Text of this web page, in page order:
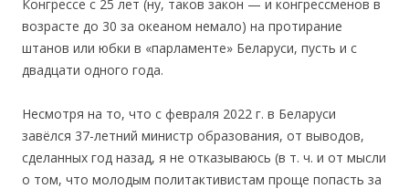
Конгрессе с 25 лет (ну, таков закон — и конгрессменов в
возрасте до 30 за океаном немало) на протирание
штанов или юбки в «парламенте» Беларуси, пусть и с
двадцати одного года.
Несмотря на то, что с февраля 2022 г. в Беларуси
завёлся 37-летний министр образования, от выводов,
сделанных год назад, я не отказываюсь (в т. ч. и от мысли
о том, что молодым политактивистам проще попасть за